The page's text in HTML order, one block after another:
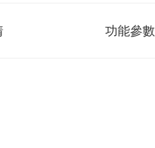
功能參數